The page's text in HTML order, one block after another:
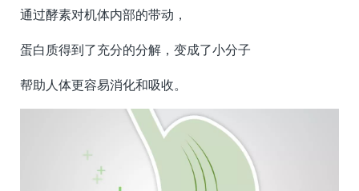
通过酵素对机体内部的带动，
蛋白质得到了充分的分解，变成了小分子
帮助人体更容易消化和吸收。